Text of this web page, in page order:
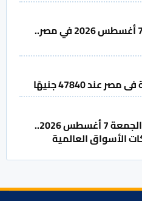
سعر الذهب اليوم الجمعة 7 أغسطس 2026 في مصر..
47840 جنيهًا
سعر الذهب اليوم في مصر الجمعة 7 أغسطس 2026..
الأسواق العالمية